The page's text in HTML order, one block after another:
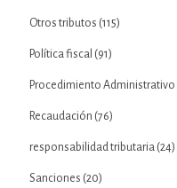
Otros tributos (115)
Política fiscal (91)
Procedimiento Administrativo
Recaudación (76)
responsabilidad tributaria (24)
Sanciones (20)